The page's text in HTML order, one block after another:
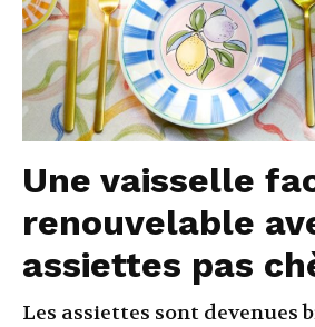
Une vaisselle
renouvelable
assiettes pas
Les assiettes sont devenues